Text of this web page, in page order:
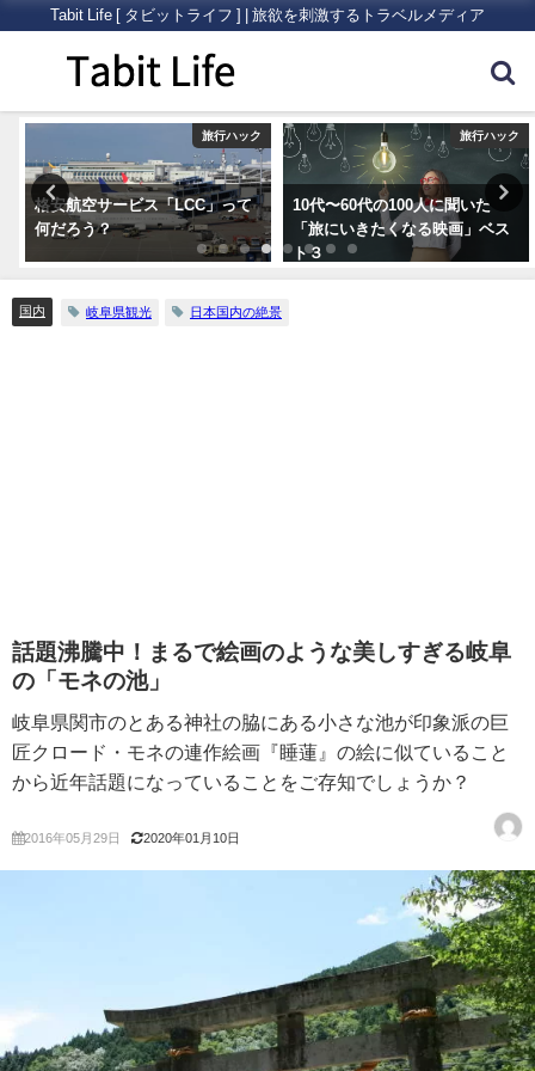
Tabit Life [ タビットライフ ] | 旅欲を刺激するトラベルメディア
旅行ハック
格安航空サービス「LCC」って
何だろう？
旅行ハック
10代〜60代の100人に聞いた
「旅にいきたくなる映画」ベス
ト３
国内 岐阜県観光 日本国内の絶景
話題沸騰中！まるで絵画のような美しすぎる岐阜
の「モネの池」
岐阜県関市のとある神社の脇にある小さな池が印象派の巨
匠クロード・モネの連作絵画『睡蓮』の絵に似ていること
から近年話題になっていることをご存知でしょうか？
2016年05月29日 2020年01月10日